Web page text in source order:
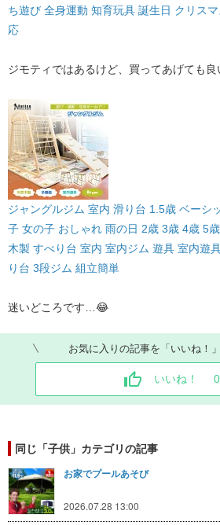
ち遊び 全身運動 知育玩具 誕生日 クリス
応
ジモティではあるけど、買ってあげても
ジャングルジム 室内 滑り台 1.5歳 ベーシ
子 女の子 おしゃれ 雨の日 2歳 3歳 4歳 5
木製 すべり台 室内 室内ジム 遊具 室内遊
り台 3段ジム 組立簡単
迷いどころです…😂
お気に入りの記事を「いいね！
いいね！ 0
同じ「子供」カテゴリの記事
お家でプールあそび
2026.07.28 13:00